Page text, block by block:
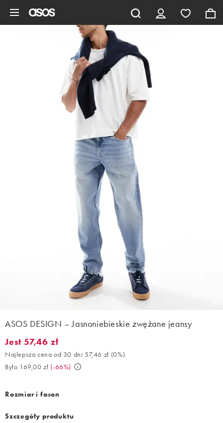
ASOS DESIGN – Jasnoniebieskie zwężane jeansy
Jest 57,46 zł. Najlepsza cena od 30 dni 57,46 zł (0%). Było
Jest 57,46 zł
Najlepsza cena od 30 dni 57,46 zł (0%)
Było 169,00 zł (-66%)
Rozmiar i fason
Szczegóły produktu